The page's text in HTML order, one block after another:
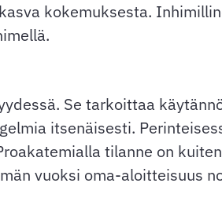
kokemuksesta.
Se tarkoittaa
itsenäisesti.
tilanne on
vuoksi oma-aloitteisuus